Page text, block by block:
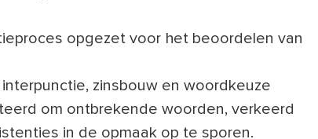
opgezet voor het beoordelen van
zinsbouw en woordkeuze
om ontbrekende woorden, verkeerd
in de opmaak op te sporen.